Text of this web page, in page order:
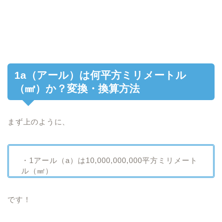
1a（アール）は何平方ミリメートル
（㎟）か？変換・換算方法
まず上のように、
・1アール（a）は10,000,000,000平方ミリメート
ル（㎟）
です！